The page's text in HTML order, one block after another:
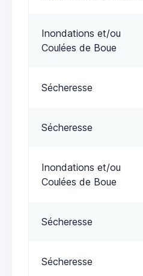
Inondations et/ou
Coulées de Boue
Sécheresse
Sécheresse
Inondations et/ou
Coulées de Boue
Sécheresse
Sécheresse